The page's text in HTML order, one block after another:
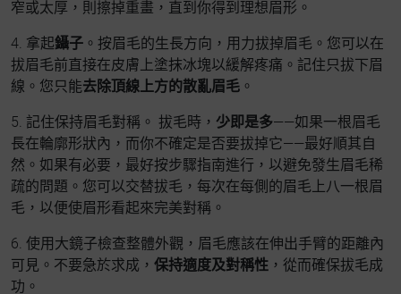
窄或太厚，則擦掉重畫，直到你得到理想眉形。
4. 拿起鑷子 。按眉毛的生長方向，用力拔掉眉毛。您可以在
拔眉毛前直接在皮膚上塗抹冰塊以緩解疼痛。記住只拔下眉
線。您只能去除頂線上方的散亂眉毛 。
5. 記住保持眉毛對稱。 拔毛時， 少即是多——如果一根眉毛
長在輪廓形狀內，而你不確定是否要拔掉它——最好順其自
然。如果有必要，最好按步驟指南進行，以避免發生眉毛稀
疏的問題。您可以交替拔毛，每次在每側的眉毛上八一根眉
毛，以便使眉形看起來完美對稱。
6. 使用大鏡子檢查整體外觀，眉毛應該在伸出手臂的距離內
可見。不要急於求成， 保持適度及對稱性 ，從而確保拔毛成
功。